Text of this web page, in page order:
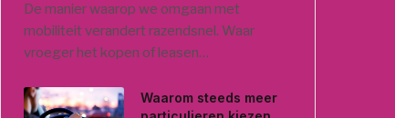
De manier waarop we omgaan met
mobiliteit verandert razendsnel. Waar
vroeger het kopen of leasen…
Waarom steeds meer